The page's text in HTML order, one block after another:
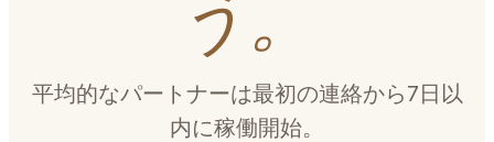
う。
平均的なパートナーは最初の連絡から7日以
内に稼働開始。